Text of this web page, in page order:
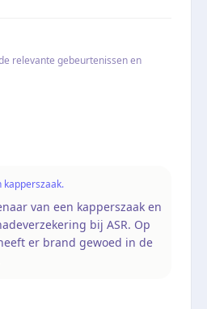
relevante gebeurtenissen en
kapperszaak.
van een kapperszaak en
bij ASR. Op
er brand gewoed in de